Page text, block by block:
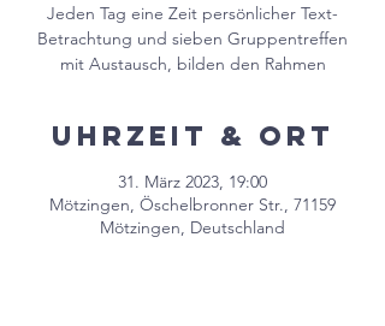
Jeden Tag eine Zeit persönlicher Text-
Betrachtung und sieben Gruppentreffen
Uhrzeit & Ort
31. März 2023, 19:00
Mötzingen, Öschelbronner Str., 71159
Mötzingen, Deutschland